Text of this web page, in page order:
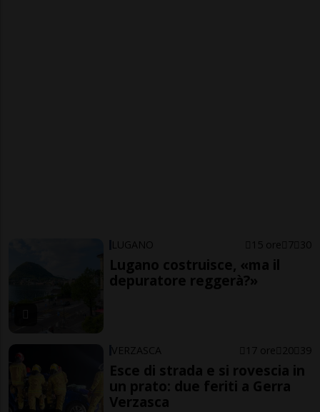
LUGANO 15 ore 7 30
Lugano costruisce, «ma il
depuratore reggerà?»
VERZASCA 17 ore 20 39
Esce di strada e si rovescia in
un prato: due feriti a Gerra
Verzasca